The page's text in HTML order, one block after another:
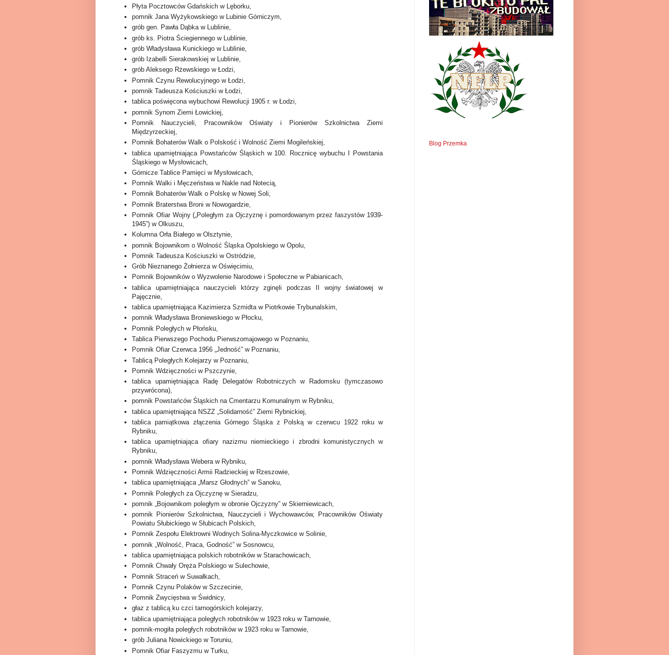
Płyta Pocztowców Gdańskich w Lęborku,
pomnik Jana Wyżykowskiego w Lubinie Górniczym,
grób gen. Pawła Dąbka w Lublinie,
grób ks. Piotra Ściegiennego w Lublinie,
grób Władysława Kunickiego w Lublinie,
grób Izabelli Sierakowskiej w Lublinie,
grób Aleksego Rżewskiego w Łodzi,
Pomnik Czynu Rewolucyjnego w Łodzi,
pomnik Tadeusza Kościuszki w Łodzi,
tablica poświęcona wybuchowi Rewolucji 1905 r. w Łodzi,
pomnik Synom Ziemi Łowickiej,
Pomnik Nauczycieli, Pracowników Oświaty i Pionierów Szkolnictwa Ziemi
Międzyrzeckiej,
Pomnik Bohaterów Walk o Polskość i Wolność Ziemi Mogileńskiej,
tablica upamiętniająca Powstańców Śląskich w 100. Rocznicę wybuchu I Powstania
Śląskiego w Mysłowicach,
Górnicze Tablice Pamięci w Mysłowicach,
Pomnik Walki i Męczeństwa w Nakle nad Notecią,
Pomnik Bohaterów Walk o Polskę w Nowej Soli,
Pomnik Braterstwa Broni w Nowogardzie,
Pomnik Ofiar Wojny („Poległym za Ojczyznę i pomordowanym przez faszystów 1939-
1945”) w Olkuszu,
Kolumna Orła Białego w Olsztynie,
pomnik Bojownikom o Wolność Śląska Opolskiego w Opolu,
Pomnik Tadeusza Kościuszki w Ostródzie,
Grób Nieznanego Żołnierza w Oświęcimiu,
Pomnik Bojowników o Wyzwolenie Narodowe i Społeczne w Pabianicach,
tablica upamiętniająca nauczycieli którzy zginęli podczas II wojny światowej w
Pajęcznie,
tablica upamiętniająca Kazimierza Szmidta w Piotrkowie Trybunalskim,
pomnik Władysława Broniewskiego w Płocku,
Pomnik Poległych w Płońsku,
Tablica Pierwszego Pochodu Pierwszomajowego w Poznaniu,
Pomnik Ofiar Czerwca 1956 „Jedność” w Poznaniu,
Tablicą Poległych Kolejarzy w Poznaniu,
Pomnik Wdzięczności w Pszczynie,
tablica upamiętniająca Radę Delegatów Robotniczych w Radomsku (tymczasowo
przywrócona),
pomnik Powstańców Śląskich na Cmentarzu Komunalnym w Rybniku,
tablica upamiętniająca NSZZ „Solidarność” Ziemi Rybnickiej,
tablica pamiątkowa złączenia Górnego Śląska z Polską w czerwcu 1922 roku w
Rybniku,
tablica upamiętniająca ofiary nazizmu niemieckiego i zbrodni komunistycznych w
Rybniku,
pomnik Władysława Webera w Rybniku,
Pomnik Wdzięczności Armii Radzieckiej w Rzeszowie,
tablica upamiętniająca „Marsz Głodnych” w Sanoku,
Pomnik Poległych za Ojczyznę w Sieradzu,
pomnik „Bojownikom poległym w obronie Ojczyzny” w Skierniewicach,
pomnik Pionierów Szkolnictwa, Nauczycieli i Wychowawców, Pracowników Oświaty
Powiatu Słubickiego w Słubicach Polskich,
Pomnik Zespołu Elektrowni Wodnych Solina-Myczkowice w Solinie,
pomnik „Wolność, Praca, Godność” w Sosnowcu,
tablica upamiętniająca polskich robotników w Starachowicach,
Pomnik Chwały Oręża Polskiego w Sulechowie,
Pomnik Straceń w Suwałkach,
Pomnik Czynu Polaków w Szczecinie,
Pomnik Zwycięstwa w Świdnicy,
głaz z tablicą ku czci tarnogórskich kolejarzy,
tablica upamiętniająca poległych robotników w 1923 roku w Tarnowie,
pomnik-mogiła poległych robotników w 1923 roku w Tarnowie,
grób Juliana Nowickiego w Toruniu,
Pomnik Ofiar Faszyzmu w Turku,
Blog Przemka